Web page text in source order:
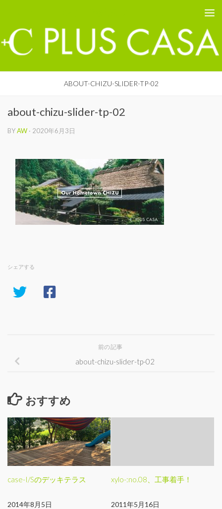
ABOUT-CHIZU-SLIDER-TP-02
about-chizu-slider-tp-02
BYAW · 2020年6月3日
シェアする
前の記事
about-chizu-slider-tp-02
おすすめ
case-I/Sのデッキテラス
2014年8月5日
xylo-:no.08、工事着手！
2011年5月16日